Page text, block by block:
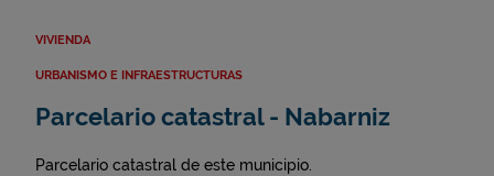
VIVIENDA
URBANISMO E INFRAESTRUCTURAS
Parcelario catastral - Nabarniz
Parcelario catastral de este municipio.